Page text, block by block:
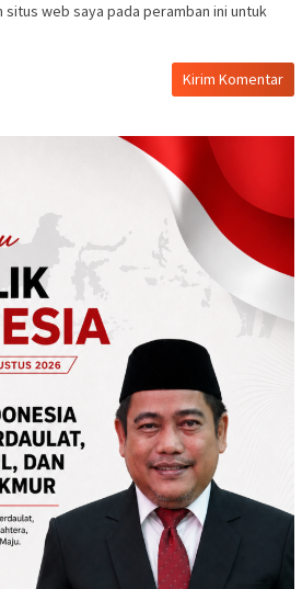
situs web saya pada peramban ini untuk